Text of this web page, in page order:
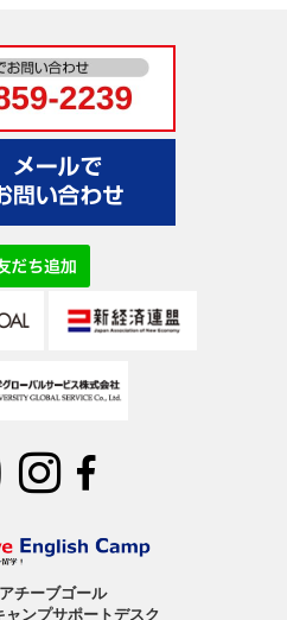
チーブゴール
ャンプサポートデスク